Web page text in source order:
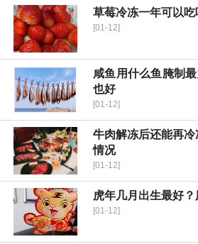
草莓冷冻一年可以
[01-12]
咸鱼用什么鱼腌制
也好
[01-12]
牛肉解冻后还能再
情况
[01-12]
虎年几月出生最好
[01-12]